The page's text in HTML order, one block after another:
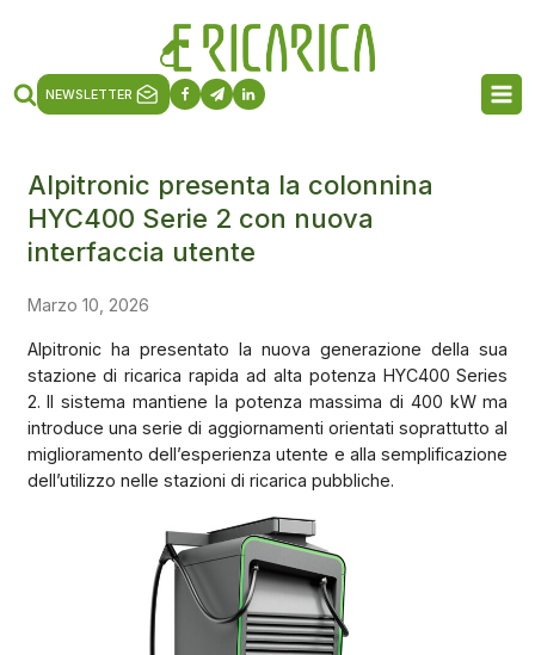
NEWSLETTER
Alpitronic presenta la colonnina
HYC400 Serie 2 con nuova
interfaccia utente
Marzo 10, 2026
Alpitronic ha presentato la nuova generazione della sua
stazione di ricarica rapida ad alta potenza HYC400 Series
2. Il sistema mantiene la potenza massima di 400 kW ma
introduce una serie di aggiornamenti orientati soprattutto al
miglioramento dell’esperienza utente e alla semplificazione
dell’utilizzo nelle stazioni di ricarica pubbliche.